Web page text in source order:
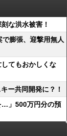
な洪水被害！
膨張、迎撃用無人
てもおかしくな
ー共同開発に？！
…」500万円分の預